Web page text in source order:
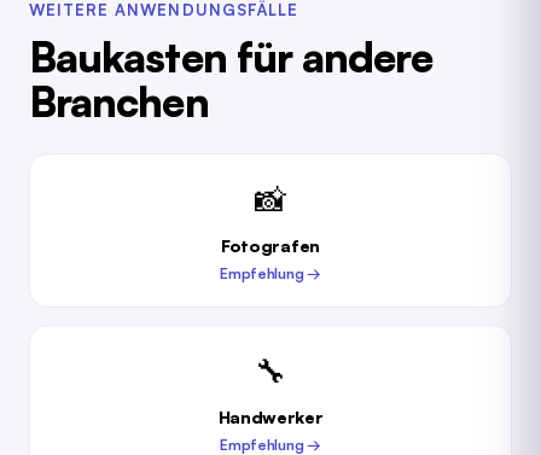
WEITERE ANWENDUNGSFÄLLE
Baukasten für andere
Branchen
📸
Fotografen
Empfehlung →
🔧
Handwerker
Empfehlung →